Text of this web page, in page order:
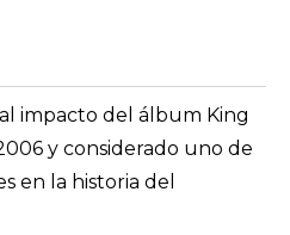
impacto del álbum King
y considerado uno de
en la historia del